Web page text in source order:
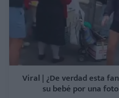
Viral | ¿De verdad esta
su bebé por una